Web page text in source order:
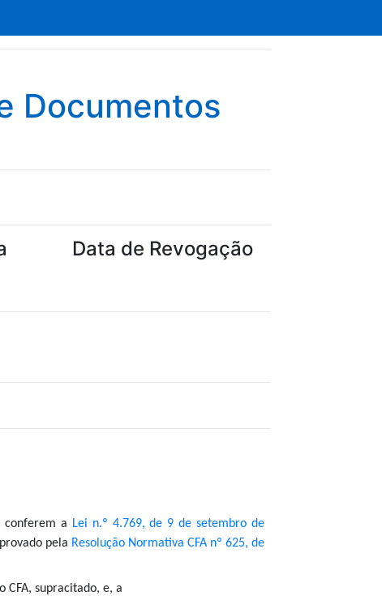
Documentos
Data de Revogação
conferem a Lei n.º 4.769, de 9 de setembro de
pela Resolução Normativa CFA nº 625, de
CFA, supracitado, e, a